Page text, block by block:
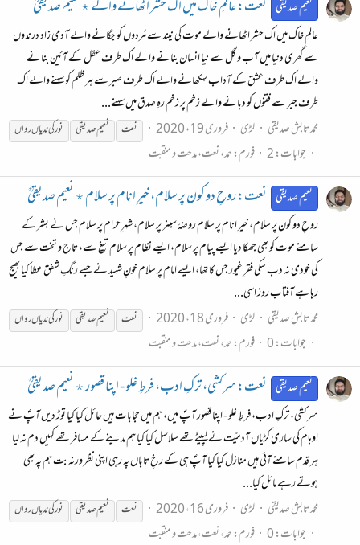
نعیم صدیقی نعت: عالمِ خاک میں اک حشر اٹھانے والے ٭ نعیم صدیقیؒ
عالمِ خاک میں اک حشر اٹھانے والے موت کی نیند سے مُردوں کو جگانے والے آدمی زاد درندوں
سے گھری دنیا میں آب و گل سے نیا انسان بنانے والے اک طرف عقل کے آئین بنانے
والے اک طرف عشق کے آداب سِکھانے والے اک طرف صبر سے ہر ظلم کو سہنے والے اک
طرف جبر سے فتنوں کو دبانے والے زخم پر زخم رہِ صدق میں سہنے...
محمد تابش صدیقی
لڑی فروری 19، 2020 نعت نعیم صدیقی نورکیندیاںرواں
جوابات: 2 فورم:حمد، نعت، مدحت و منقبت
نعیم صدیقی نعت: روحِ دو کون پر سلام، خیرِ انام پر سلام ٭ نعیم صدیقیؒ
روحِ دو کون پر سلام، خیرِ انام پر سلام روضۂ سبنر پر سلام، شہرِ حرام پر سلام جس نے بشر کے
سامنے موت کو بھی جھکا دیا ایسے پیام پر سلام، ایسے نظام پر سلام تیغ سے، تاج و تخت سے جس
کی خودی نہ دب سکی فقرِ غیور جس کا تھا، ایسے امام پر سلام خونِ شہید نے جسے رنگِ شفق عطا کیا بھیج
رہا ہے آفتاب روز اسی...
محمد تابش صدیقی
لڑی فروری 18، 2020 نعت نعیم صدیقی نورکیندیاںرواں
جوابات: 0 فورم:حمد، نعت، مدحت و منقبت
نعیم صدیقی نعت: سرکشی، ترکِ ادب، فرطِ غلو - اپنا قصور ٭ نعیم صدیقیؒ
سرکشی، ترکِ ادب، فرطِ غلو - اپنا قصور آپؐ میں، ہم میں حجابات ہیں حائل کیا کیا توڑ دیں آپؐ نے
اوہام کی ساری کڑیاں آدمیّت نے لپیٹے تھے سلاسل کیا کیا ہم مدینے کے مسافر تھے کہیں دم نہ لیا
ہر قدم سامنے آئی ہیں منازل کیا کیا آپؐ ہی کے رخِ تاباں پہ رہی اپنی نظر ورنہ بت ہم پہ بھی
ہوتے رہے مائل کیا...
محمد تابش صدیقی
لڑی فروری 16، 2020 نعت نعیم صدیقی نورکیندیاںرواں
جوابات: 0 فورم:حمد، نعت، مدحت و منقبت